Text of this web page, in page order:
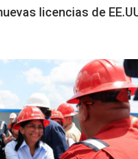
licencias de